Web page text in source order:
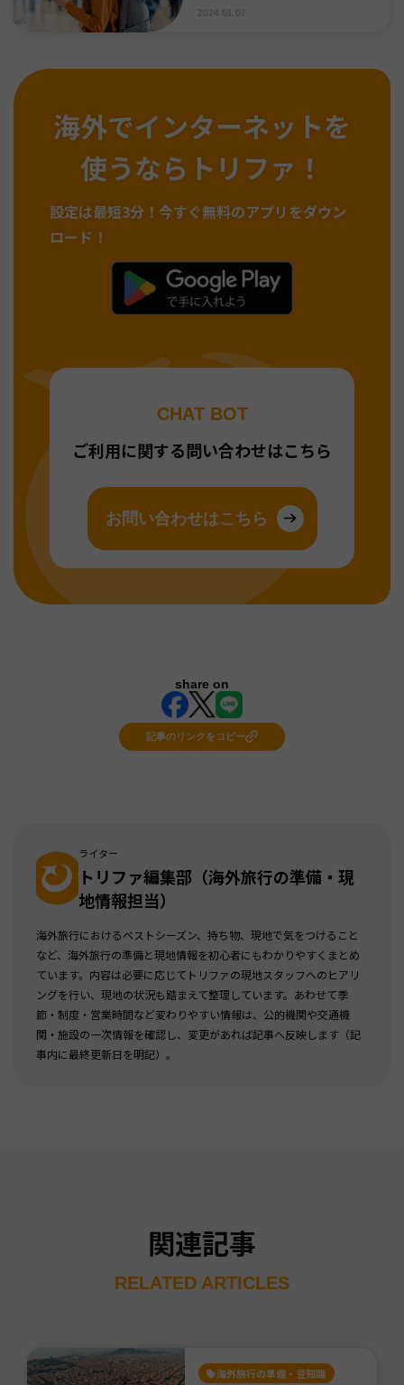
海外でインターネットを
使うならトリファ！
設定は最短3分！ 今すぐ無料のアプリをダウン
ロード！
CHAT BOT
ご利用に関する問い合わせはこちら
お問い合わせはこちら
share on
記事のリンクをコピー
ライター
トリファ編集部（海外旅行の準備・現
地情報担当）
海外旅行におけるベストシーズン、持ち物、現地で気をつけること
など、海外旅行の準備と現地情報を初心者にもわかりやすくまとめ
ています。内容は必要に応じてトリファの現地スタッフへのヒアリ
ングを行い、現地の状況も踏まえて整理しています。あわせて季
節・制度・営業時間など変わりやすい情報は、公的機関や交通機
関・施設の一次情報を確認し、変更があれば記事へ反映します（記
事内に最終更新日を明記）。
関連記事
RELATED ARTICLES
海外旅行の準備・豆知識